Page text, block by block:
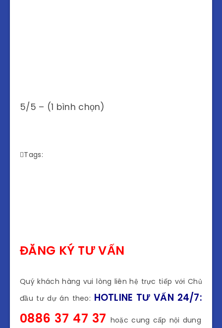
5/5 – (1 bình chọn)
Tags:
ĐĂNG KÝ TƯ VẤN
Quý khách hàng vui lòng liên hệ trực tiếp với Chủ
đầu tư dự án theo: HOTLINE TƯ VẤN 24/7:
0886 37 47 37 hoặc cung cấp nội dung